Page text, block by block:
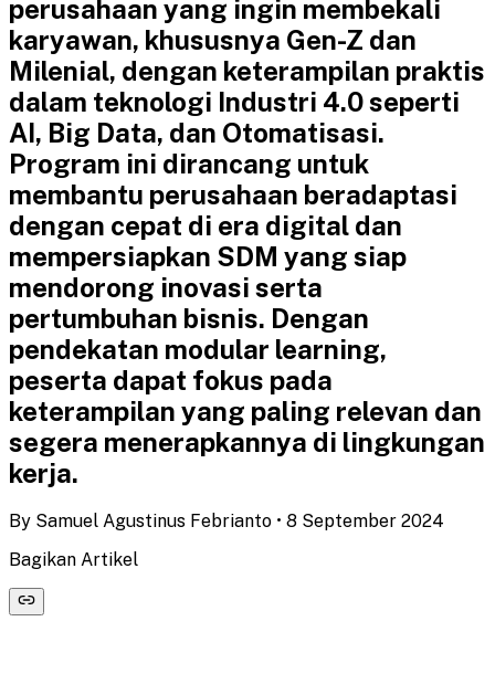
perusahaan yang ingin membekali
karyawan, khususnya Gen-Z dan
Milenial, dengan keterampilan praktis
dalam teknologi Industri 4.0 seperti
AI, Big Data, dan Otomatisasi.
Program ini dirancang untuk
membantu perusahaan beradaptasi
dengan cepat di era digital dan
mempersiapkan SDM yang siap
mendorong inovasi serta
pertumbuhan bisnis. Dengan
pendekatan modular learning,
peserta dapat fokus pada
keterampilan yang paling relevan dan
segera menerapkannya di lingkungan
kerja.
By Samuel Agustinus Febrianto • 8 September 2024
Bagikan Artikel